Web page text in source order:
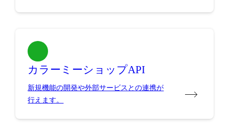
カラーミーショップAPI
新規機能の開発や外部サービスとの連携が
行えます。